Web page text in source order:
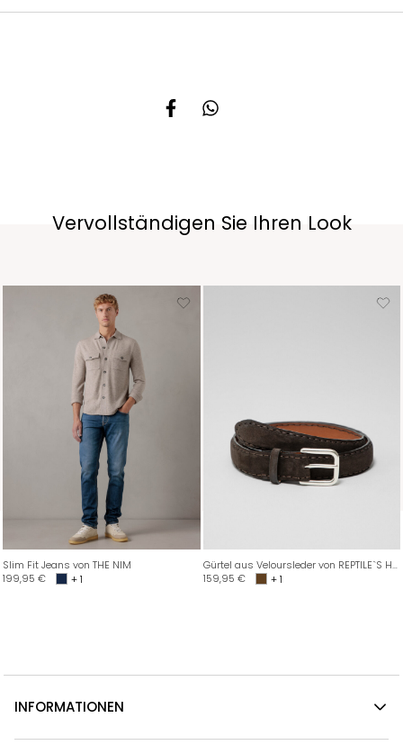
Vervollständigen Sie Ihren Look
Slim Fit Jeans von THE NIM
199,95 € + 1
Gürtel aus Veloursleder von REPTILE`S HOUSE
159,95 € + 1
INFORMATIONEN